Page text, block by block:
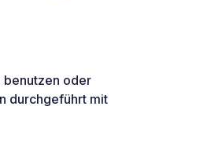
benutzen oder
durchgeführt mit